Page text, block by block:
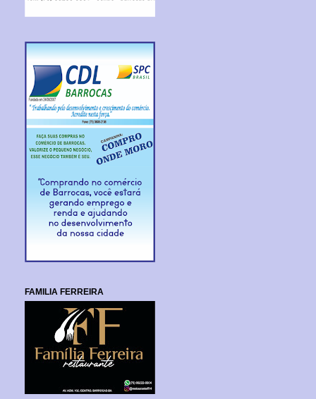
FAMILIA FERREIRA